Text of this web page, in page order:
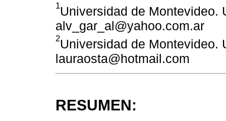
1Universidad de Montevideo.
alv_gar_al@yahoo.com.ar
2Universidad de Montevideo.
lauraosta@hotmail.com
RESUMEN: